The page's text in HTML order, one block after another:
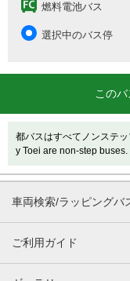
燃料電池バス
選択中のバス停
この
都バスはすべてノンステ
y Toei are non-step buses.
車両検索/ラッピングバ
ご利用ガイド